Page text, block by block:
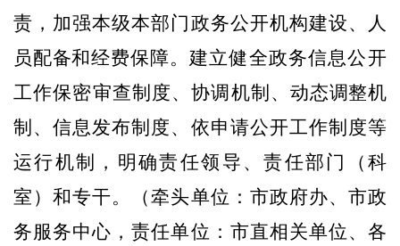
责，加强本级本部门政务公开机构建设、人
员配备和经费保障。建立健全政务信息公开
工作保密审查制度、协调机制、动态调整机
制、信息发布制度、依申请公开工作制度等
运行机制，明确责任领导、责任部门（科
室）和专干。
（牵头单位：市政府办、市政
务服务中心，责任单位：市直相关单位、各